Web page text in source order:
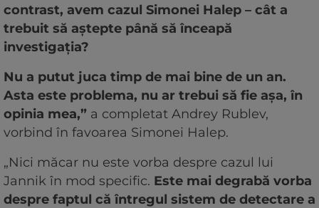
contrast, avem cazul Simonei Halep – cât a
trebuit să aștepte până să înceapă
investigația?
Nu a putut juca timp de mai bine de un an.
Asta este problema, nu ar trebui să fie așa, în
opinia mea,” a completat Andrey Rublev,
vorbind în favoarea Simonei Halep.
„Nici măcar nu este vorba despre cazul lui
Jannik în mod specific. Este mai degrabă vorba
despre faptul că întregul sistem de detectare a